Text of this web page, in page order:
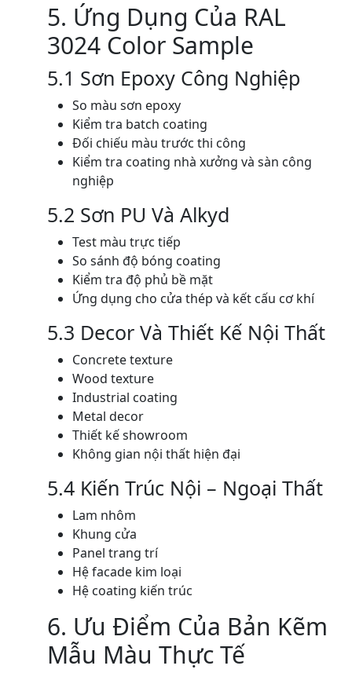
5. Ứng Dụng Của RAL
3024 Color Sample
5.1 Sơn Epoxy Công Nghiệp
So màu sơn epoxy
Kiểm tra batch coating
Đối chiếu màu trước thi công
Kiểm tra coating nhà xưởng và sàn công
nghiệp
5.2 Sơn PU Và Alkyd
Test màu trực tiếp
So sánh độ bóng coating
Kiểm tra độ phủ bề mặt
Ứng dụng cho cửa thép và kết cấu cơ khí
5.3 Decor Và Thiết Kế Nội Thất
Concrete texture
Wood texture
Industrial coating
Metal decor
Thiết kế showroom
Không gian nội thất hiện đại
5.4 Kiến Trúc Nội – Ngoại Thất
Lam nhôm
Khung cửa
Panel trang trí
Hệ facade kim loại
Hệ coating kiến trúc
6. Ưu Điểm Của Bản Kẽm
Mẫu Màu Thực Tế